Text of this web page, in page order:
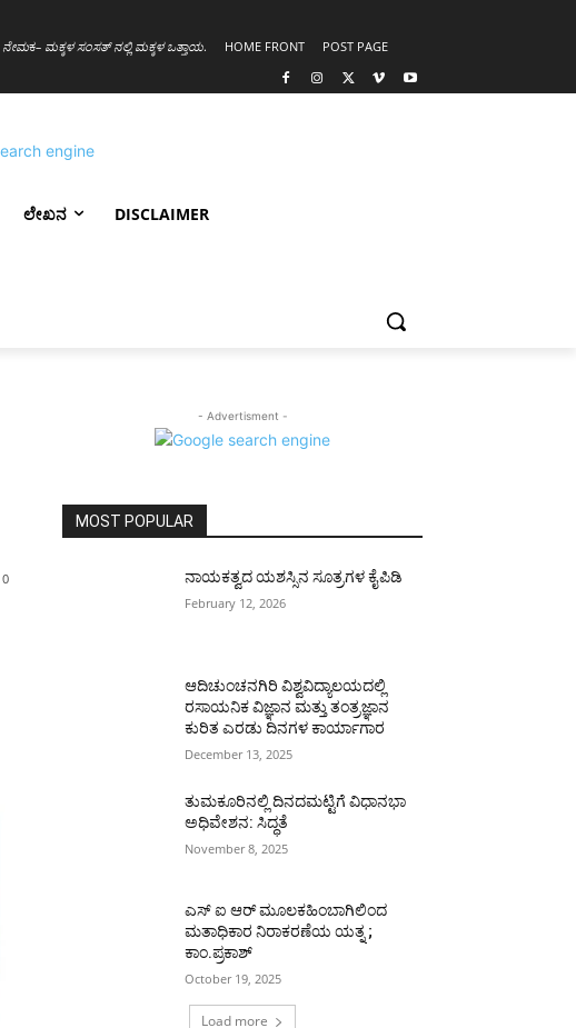
ನೇಮಕ– ಮಕ್ಕಳ ಸಂಸತ್ ನಲ್ಲಿ ಮಕ್ಕಳ ಒತ್ತಾಯ. HOME FRONT POST PAGE
ಲೇಖನ DISCLAIMER
0
- Advertisment -
MOST POPULAR
ನಾಯಕತ್ವದ ಯಶಸ್ಸಿನ ಸೂತ್ರಗಳ ಕೈಪಿಡಿ
February 12, 2026
ಆದಿಚುಂಚನಗಿರಿ ವಿಶ್ವವಿದ್ಯಾಲಯದಲ್ಲಿ
ರಸಾಯನಿಕ ವಿಜ್ಞಾನ ಮತ್ತು ತಂತ್ರಜ್ಞಾನ
ಕುರಿತ ಎರಡು ದಿನಗಳ ಕಾರ್ಯಾಗಾರ
December 13, 2025
ತುಮಕೂರಿನಲ್ಲಿ ದಿನದಮಟ್ಟಿಗೆ ವಿಧಾನಭಾ
ಅಧಿವೇಶನ: ಸಿದ್ಧತೆ
November 8, 2025
ಎಸ್ ಐ ಆರ್ ಮೂಲಕಹಿಂಬಾಗಿಲಿಂದ
ಮತಾಧಿಕಾರ ನಿರಾಕರಣೆಯ ಯತ್ನ ;
ಕಾಂ.ಪ್ರಕಾಶ್
October 19, 2025
Load more